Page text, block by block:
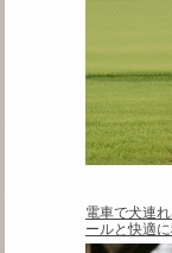
電車で犬連
ールと快適